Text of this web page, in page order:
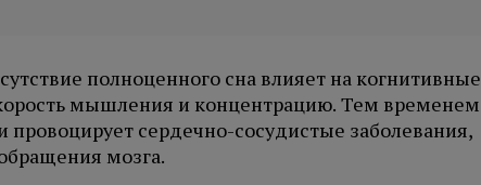
полноценного сна влияет на когнитивные
мышления и концентрацию. Тем временем
сердечно-сосудистые заболевания,
мозга.